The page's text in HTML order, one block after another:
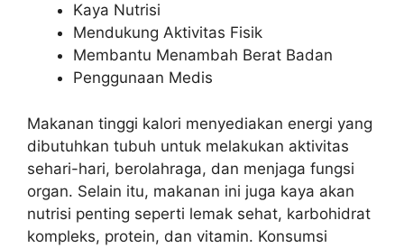
Kaya Nutrisi
Mendukung Aktivitas Fisik
Membantu Menambah Berat Badan
Penggunaan Medis
Makanan tinggi kalori menyediakan energi yang
dibutuhkan tubuh untuk melakukan aktivitas
sehari-hari, berolahraga, dan menjaga fungsi
organ. Selain itu, makanan ini juga kaya akan
nutrisi penting seperti lemak sehat, karbohidrat
kompleks, protein, dan vitamin. Konsumsi